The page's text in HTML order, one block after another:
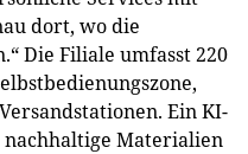
dort, wo die
Die Filiale umfasst 220
Ein KI-
nachhaltige Materialien